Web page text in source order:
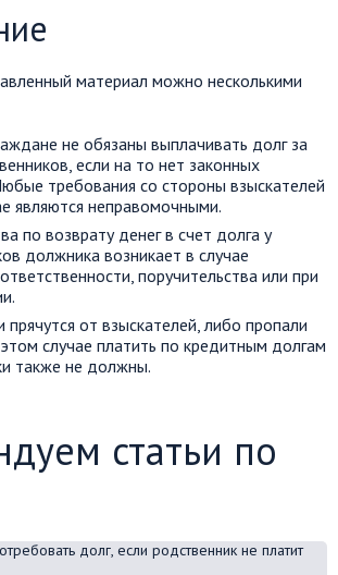
материал можно несколькими
не обязаны выплачивать долг за
если на то нет законных
требования со стороны взыскателей
являются неправомочными.
по возврату денег в счет долга у
должника возникает в случае
поручительства или при
от взыскателей, либо пропали
случае платить по кредитным долгам
также не должны.
статьи по